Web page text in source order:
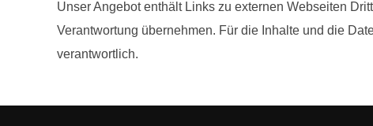
Unser Angebot enthält Links zu externen Webseiten
Verantwortung übernehmen. Für die Inhalte und die
verantwortlich.